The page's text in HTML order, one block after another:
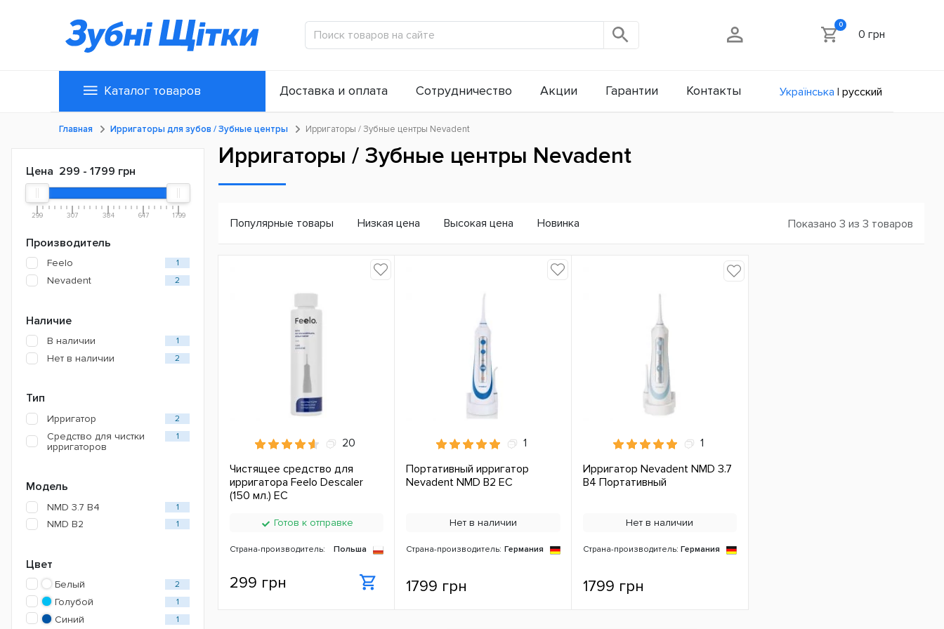
0
0 грн
Каталог товаров Доставка и оплата Сотрудничество Акции Гарантии Контакты Українська | русский
Главная Ирригаторы для зубов / Зубные центры Ирригаторы / Зубные центры Nevadent
Цена 299 - 1799 грн
299 307 384 647 1799
Производитель
Feelo 1
Nevadent 2
Наличие
В наличии 1
Нет в наличии 2
Тип
Ирригатор 2
Средство для чистки
ирригаторов
1
Модель
NMD 3.7 B4 1
NMD B2 1
Цвет
Белый 2
Голубой 1
Синий 1
Ирригаторы / Зубные центры Nevadent
Популярные товары Низкая цена Высокая цена Новинка Показано 3 из 3 товаров
20
Чистящее средство для
ирригатора Feelo Descaler
(150 мл.) ЕС
Готов к отправке
Страна-производитель: Польша
299 грн
1
Портативный ирригатор
Nevadent NMD B2 ЕС
Нет в наличии
Страна-производитель: Германия
1799 грн
1
Ирригатор Nevadent NMD 3.7
B4 Портативный
Нет в наличии
Страна-производитель: Германия
1799 грн